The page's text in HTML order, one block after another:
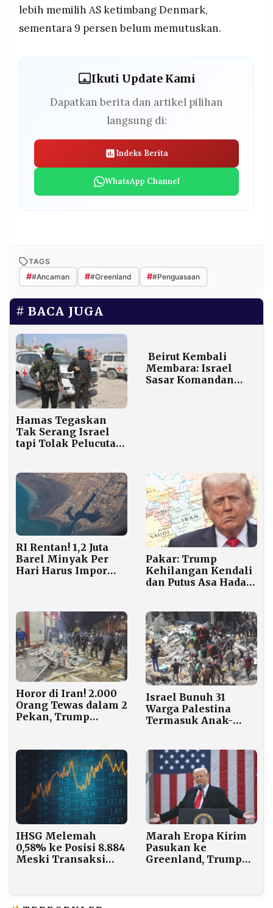
lebih memilih AS ketimbang Denmark,
sementara 9 persen belum memutuskan.
Ikuti Update Kami
Dapatkan berita dan artikel pilihan
langsung di:
Indeks Berita
WhatsApp Channel
TAGS
##Ancaman ##Greenland ##Penguasaan
BACA JUGA
Hamas Tegaskan
Tak Serang Israel
tapi Tolak Pelucutan
Beirut Kembali
Membara: Israel
Sasar Komandan
RI Rentan! 1,2 Juta
Barel Minyak Per
Hari Harus Impor
Pakar: Trump
Kehilangan Kendali
dan Putus Asa Hadapi
Horor di Iran! 2.000
Orang Tewas dalam 2
Pekan, Trump
Israel Bunuh 31
Warga Palestina
Termasuk Anak-
IHSG Melemah
0,58% ke Posisi 8.884
Meski Transaksi
Marah Eropa Kirim
Pasukan ke
Greenland, Trump